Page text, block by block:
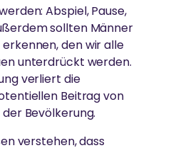
Abspiel, Pause,
sollten Männer
den wir alle
unterdrückt werden.
verliert die
Beitrag von
Bevölkerung.
verstehen, dass